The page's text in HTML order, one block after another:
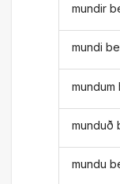
mundir
mundi
mundum
munduð
mundu